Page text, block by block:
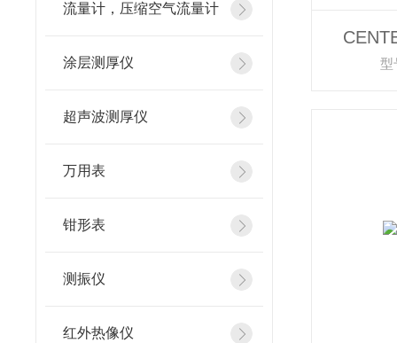
流量计，压缩空气流量计
涂层测厚仪
超声波测厚仪
万用表
钳形表
测振仪
红外热像仪
型